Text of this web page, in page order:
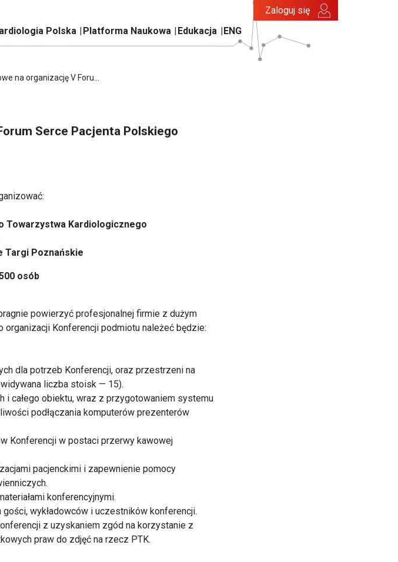
Polska Platforma Naukowa Edukacja ENG
Zaloguj się
na organizację V Foru...
Serce Pacjenta Polskiego
Towarzystwa Kardiologicznego
Targi Poznańskie
osób
powierzyć profesjonalnej firmie z dużym
organizacji Konferencji podmiotu należeć będzie:
dla potrzeb Konferencji, oraz przestrzeni na
liczba stoisk — 15).
i całego obiektu, wraz z przygotowaniem systemu
podłączania komputerów prezenterów
Konferencji w postaci przerwy kawowej
pacjenckimi i zapewnienie pomocy
konferencyjnymi.
wykładowców i uczestników konferencji.
z uzyskaniem zgód na korzystanie z
praw do zdjęć na rzecz PTK.